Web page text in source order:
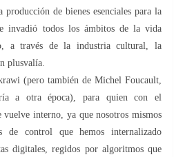
de bienes esenciales para la
invadió todos los ámbitos de la vida
a través de la industria cultural, la
plusvalía.
(pero también de Michel Foucault,
a otra época), para quien con el
interno, ya que nosotros mismos
de control que hemos internalizado
digitales, regidos por algoritmos que